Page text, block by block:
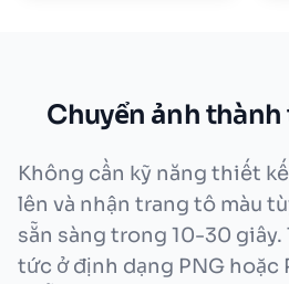
Chuyển ảnh
Không cần kỹ năng thiết
lên và nhận trang tô màu
sẵn sàng trong 10-30 giây.
tức ở định dạng PNG hoặc